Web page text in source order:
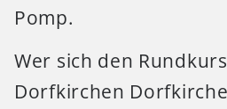
Pomp.
Wer sich den
Dorfkirchen